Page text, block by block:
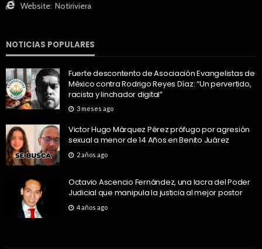
Website: Notiriviera
NOTICIAS POPULARES
Fuerte descontento de Asociación Evangelistas de
México contra Rodrigo Reyes Díaz: “Un pervertido,
racista y linchador digital”
3 meses ago
Victor Hugo Márquez Pérez prófugo por agresión
sexual a menor de 14 Años en Benito Juárez
2 años ago
Octavio Ascencio Fernández, una lacra del Poder
Judicial que manipula la justicia al mejor postor
4 años ago